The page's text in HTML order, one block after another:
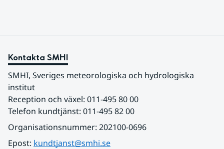
Kontakta SMHI
SMHI, Sveriges meteorologiska och hydrologiska
institut
Reception och växel: 011-495 80 00
Telefon kundtjänst: 011-495 82 00
Organisationsnummer: 202100-0696
Epost: kundtjanst@smhi.se